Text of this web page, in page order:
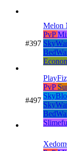
#397
Melon
PvP
#497
PvP